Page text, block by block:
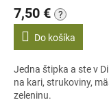
7,50 € ?
Do košíka
Jedna štipka a ste v
na kari, strukoviny,
zeleninu.